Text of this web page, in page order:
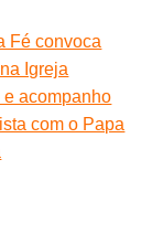
Fé convoca
Igreja
acompanho
com o Papa